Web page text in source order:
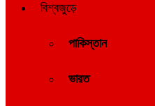
বিশ্বজুড়ে
পাকিস্তান
ভারত